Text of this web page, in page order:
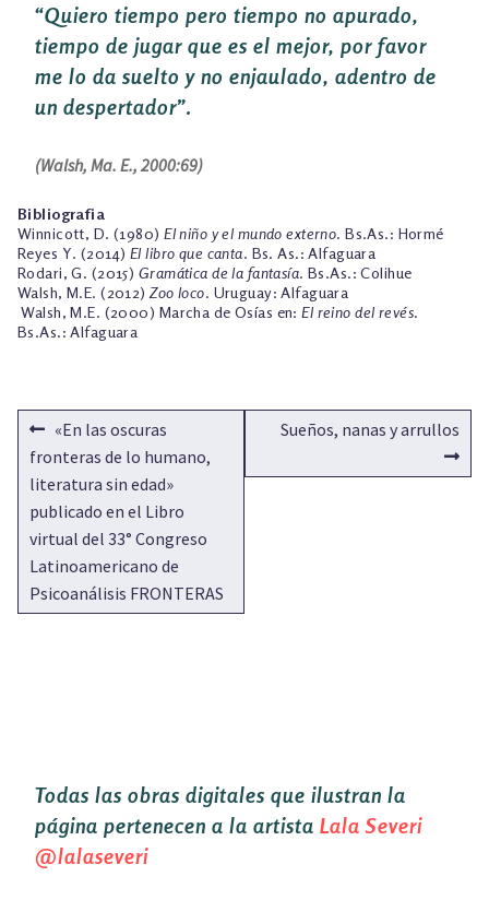
“Quiero tiempo pero tiempo no apurado,
tiempo de jugar que es el mejor, por favor
me lo da suelto y no enjaulado, adentro de
un despertador”.
(Walsh, Ma. E., 2000:69)
Bibliografia
Winnicott, D. (1980)El niño y el mundo externo. Bs.As.: Hormé
Reyes Y. (2014) El libro que canta. Bs. As.: Alfaguara
Rodari, G. (2015) Gramática de la fantasía. Bs.As.: Colihue
Walsh, M.E. (2012)Zoo loco. Uruguay: Alfaguara
Walsh, M.E. (2000) Marcha de Osías en:El reino del revés.
Bs.As.: Alfaguara
NAVEGACIÓN
DE
ENTRADAS
Anterior:
«En las oscuras
fronteras de lo humano,
literatura sin edad»
publicado en el Libro
virtual del 33° Congreso
Latinoamericano de
Psicoanálisis FRONTERAS
Siguiente:
Sueños, nanas y arrullos
Todas las obras digitales que ilustran la
página pertenecen a la artista Lala Severi
@lalaseveri